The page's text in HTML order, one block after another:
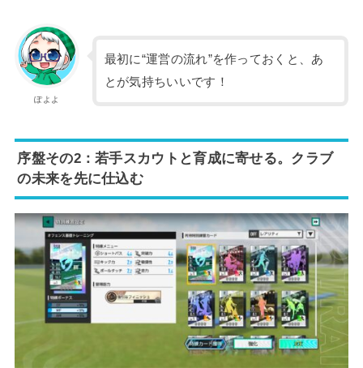
ぽよよ
最初に“運営の流れ”を作っておくと、あ
とが気持ちいいです！
序盤その2：若手スカウトと育成に寄せる。クラブ
の未来を先に仕込む